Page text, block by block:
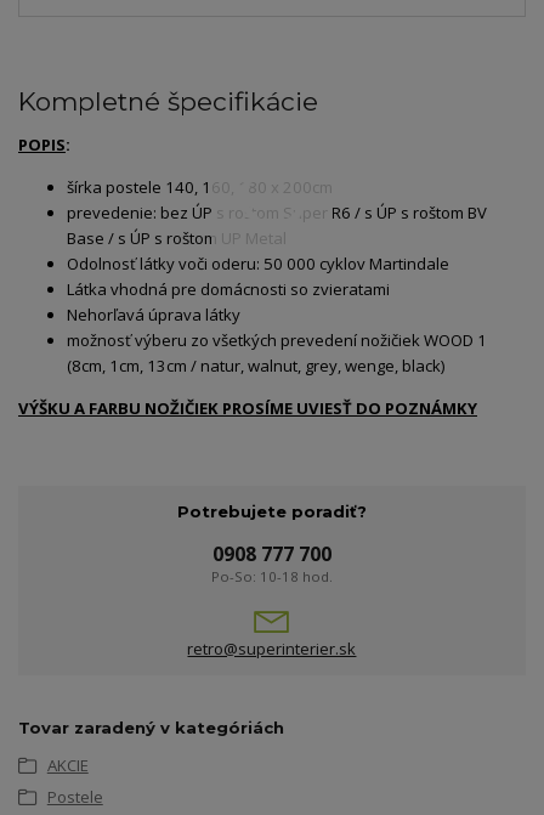
Kompletné špecifikácie
POPIS:
šírka postele 140, 160, 180 x 200cm
prevedenie: bez ÚP s roštom Super R6 / s ÚP s roštom BV
Base / s ÚP s roštom UP Metal
Odolnosť látky voči oderu: 50 000 cyklov Martindale
Látka vhodná pre domácnosti so zvieratami
Nehorľavá úprava látky
možnosť výberu zo všetkých prevedení nožičiek WOOD 1
(8cm, 1cm, 13cm / natur, walnut, grey, wenge, black)
VÝŠKU A FARBU NOŽIČIEK PROSÍME UVIESŤ DO POZNÁMKY
Potrebujete poradiť?
0908 777 700
Po-So: 10-18 hod.
retro@superinterier.sk
Tovar zaradený v kategóriách
AKCIE
Postele